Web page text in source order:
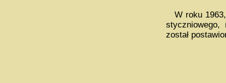
W roku 1963,
styczniowego,
został